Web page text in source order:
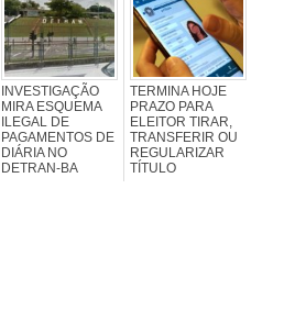
INVESTIGAÇÃO
MIRA ESQUEMA
ILEGAL DE
PAGAMENTOS DE
DIÁRIA NO
DETRAN-BA
TERMINA HOJE
PRAZO PARA
ELEITOR TIRAR,
TRANSFERIR OU
REGULARIZAR
TÍTULO